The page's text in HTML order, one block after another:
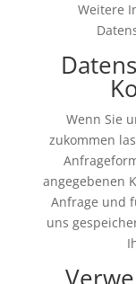
Weitere
Wenn Sie
zukommen
angegebenen
Anfrage und
uns